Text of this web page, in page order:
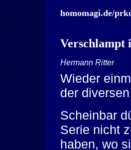
homomagi.de/
Verschlampt
Hermann Ritter
Wieder
der
Scheinbar
Serie nicht
haben, wo